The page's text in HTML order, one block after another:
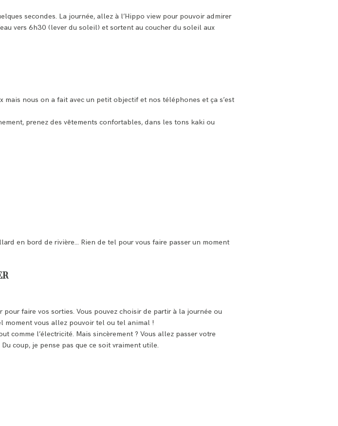
secondes. La journée, allez à l’Hippo view pour pouvoir admirer
vers 6h30 (lever du soleil) et sortent au coucher du soleil aux
mais nous on a fait avec un petit objectif et nos téléphones et ça s’est
prenez des vêtements confortables, dans les tons kaki ou
en bord de rivière… Rien de tel pour vous faire passer un moment
faire vos sorties. Vous pouvez choisir de partir à la journée ou
moment vous allez pouvoir tel ou tel animal !
comme l’électricité. Mais sincèrement ? Vous allez passer votre
coup, je pense pas que ce soit vraiment utile.